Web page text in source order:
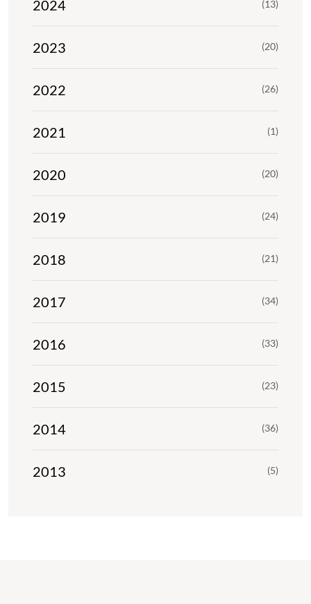
2024 (13)
2023 (20)
2022 (26)
2021 (1)
2020 (20)
2019 (24)
2018 (21)
2017 (34)
2016 (33)
2015 (23)
2014 (36)
2013 (5)